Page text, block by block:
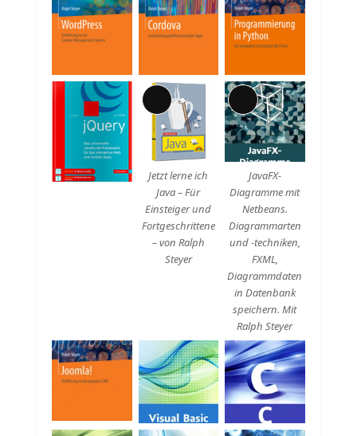
Lange
Beschreibung
Jetzt lerne ich
Java – Für
Einsteiger und
Fortgeschrittene
– von Ralph
Steyer
Lange
Beschreibung
JavaFX-
Diagramme mit
Netbeans.
Diagrammarten
und -techniken,
FXML,
Diagrammdaten
in Datenbank
speichern. Mit
Ralph Steyer